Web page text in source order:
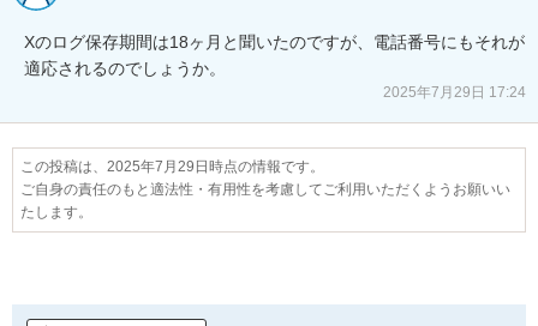
Xのログ保存期間は18ヶ月と聞いたのですが、電話番号にもそれが
適応されるのでしょうか。
2025年7月29日 17:24
この投稿は、2025年7月29日時点の情報です。
ご自身の責任のもと適法性・有用性を考慮してご利用いただくようお願いい
たします。